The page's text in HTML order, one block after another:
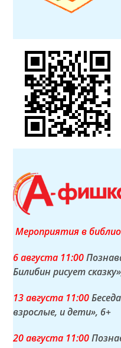
Мероприятия в
6 августа 11:00
Билибин рисует сказку»
13 августа 11:00
взрослые, и дети», 6+
20 августа 11:00